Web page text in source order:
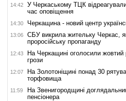
14:42
У Черкаському ТЦК
час оповіщення
14:30 Черкащина - новий центр
13:06
СБУ викрила жительку Черкас,
проросійську пропаганду
12:43
На Черкащині оголосили жовтий
грози
12:07
На Золотоніщині понад 30
торфовища
11:59
На Звенигородщині
пенсіонера